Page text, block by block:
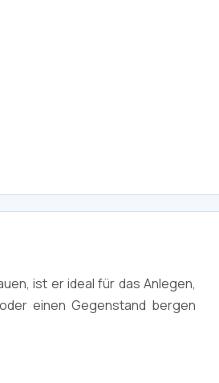
ist er ideal für das Anlegen,
einen Gegenstand bergen